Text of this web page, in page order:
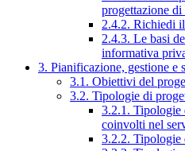
progettazione
2.4.2. Richiedi
2.4.3. Le basi
informativa
3. Pianificazione, gestione e
3.1. Obiettivi del
3.2. Tipologie di
3.2.1. Tipologie
coinvolti nel
3.2.2. Tipologie